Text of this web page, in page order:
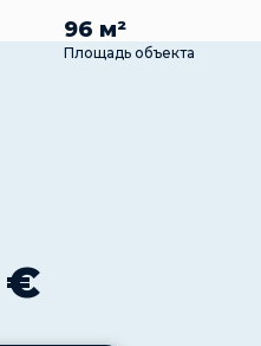
96 м²
Площадь объекта
€